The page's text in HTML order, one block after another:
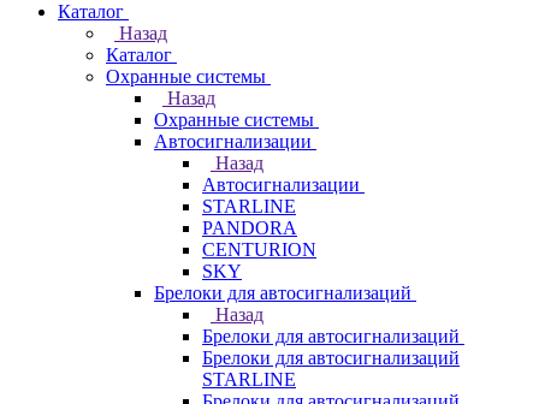
Каталог
Назад
Каталог
Охранные системы
Назад
Охранные системы
Автосигнализации
Назад
Автосигнализации
STARLINE
PANDORA
CENTURION
SKY
Брелоки для автосигнализаций
Назад
Брелоки для автосигнализаций
Брелоки для автосигнализаций
STARLINE